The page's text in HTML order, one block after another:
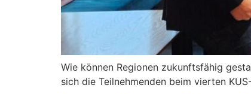
Wie können Regionen zukunftsfähig
sich die Teilnehmenden beim vierten